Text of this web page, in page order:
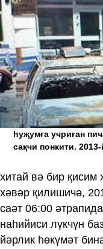
һуҗумға учриған
сақчи понкити.
хитай вә бир қисим
хәвәр қилишичә,
саәт 06:00
наһийиси лүкчүн
йәрлик һөкүмәт